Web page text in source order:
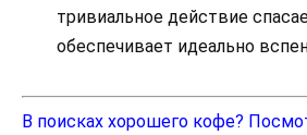
тривиальное действие
обеспечивает идеально
В поисках хорошего кофе?